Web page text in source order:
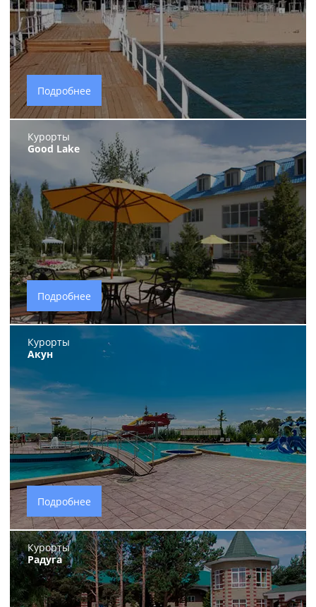
Подробнее
Курорты
Good Lake
Подробнее
Курорты
Акун
Подробнее
Курорты
Радуга